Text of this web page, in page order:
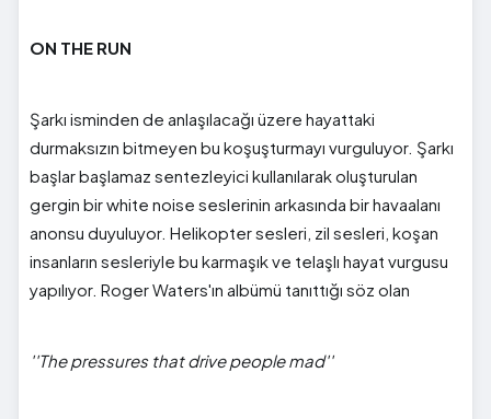
ON THE RUN
Şarkı isminden de anlaşılacağı üzere hayattaki
durmaksızın bitmeyen bu koşuşturmayı vurguluyor. Şarkı
başlar başlamaz sentezleyici kullanılarak oluşturulan
gergin bir white noise seslerinin arkasında bir havaalanı
anonsu duyuluyor. Helikopter sesleri, zil sesleri, koşan
insanların sesleriyle bu karmaşık ve telaşlı hayat vurgusu
yapılıyor. Roger Waters'ın albümü tanıttığı söz olan
''The pressures that drive people mad''